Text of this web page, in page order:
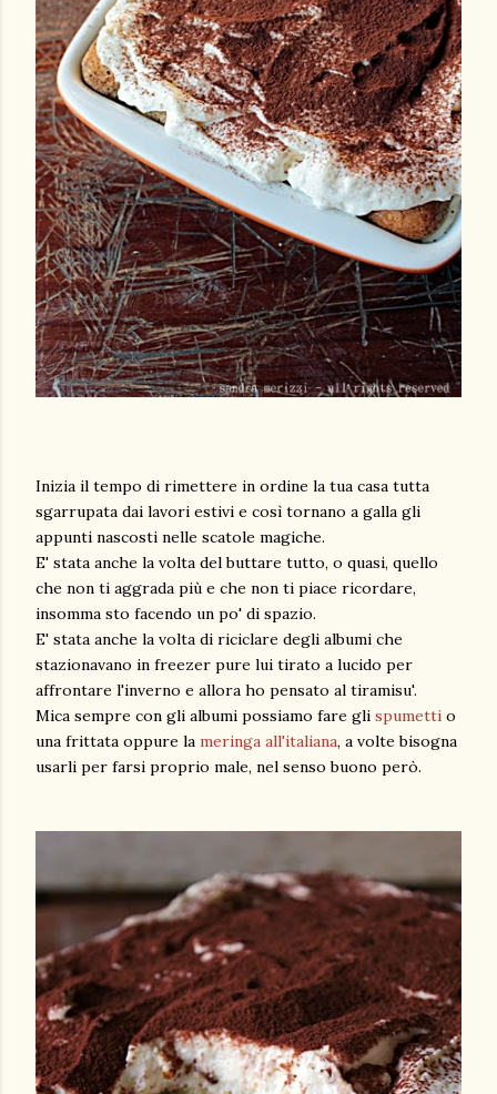
Inizia il tempo di rimettere in ordine la tua casa tutta
sgarrupata dai lavori estivi e così tornano a galla gli
appunti nascosti nelle scatole magiche.
E' stata anche la volta del buttare tutto, o quasi, quello
che non ti aggrada più e che non ti piace ricordare,
insomma sto facendo un po' di spazio.
E' stata anche la volta di riciclare degli albumi che
stazionavano in freezer pure lui tirato a lucido per
affrontare l'inverno e allora ho pensato al tiramisu'.
Mica sempre con gli albumi possiamo fare gli spumetti o
una frittata oppure la meringa all'italiana, a volte bisogna
usarli per farsi proprio male, nel senso buono però.